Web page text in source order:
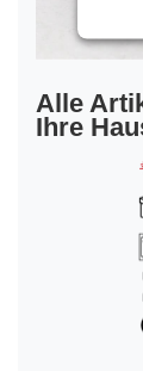
Alle
Ihre